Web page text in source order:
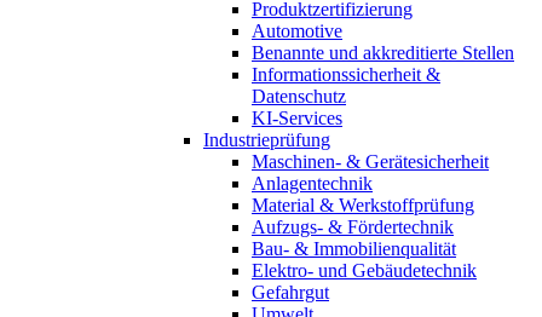
Produktzertifizierung
Automotive
Benannte und akkreditierte Stellen
Informationssicherheit &
Datenschutz
KI-Services
Industrieprüfung
Maschinen- & Gerätesicherheit
Anlagentechnik
Material & Werkstoffprüfung
Aufzugs- & Fördertechnik
Bau- & Immobilienqualität
Elektro- und Gebäudetechnik
Gefahrgut